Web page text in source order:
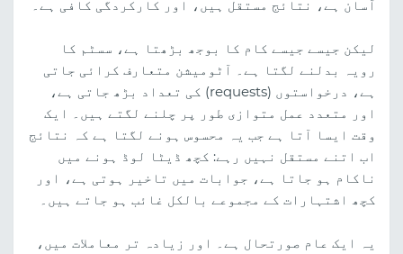
آسان ہے، نتائج مستقل ہیں، اور کارکردگی کافی ہے۔
لیکن جیسے جیسے کام کا بوجھ بڑھتا ہے، سسٹم کا
رویہ بدلنے لگتا ہے۔ آٹومیشن متعارف کرائی جاتی
ہے، درخواستوں (requests) کی تعداد بڑھ جاتی ہے،
اور متعدد عمل متوازی طور پر چلنے لگتے ہیں۔ ایک
وقت ایسا آتا ہے جب یہ محسوس ہونے لگتا ہے کہ نتائج
اب اتنے مستقل نہیں رہے: کچھ ڈیٹا لوڈ ہونے میں
ناکام ہو جاتا ہے، جوابات میں تاخیر ہوتی ہے، اور
کچھ اشتہارات کے مجموعے بالکل غائب ہو جاتے ہیں۔
یہ ایک عام صورتحال ہے۔ اور زیادہ تر معاملات میں،